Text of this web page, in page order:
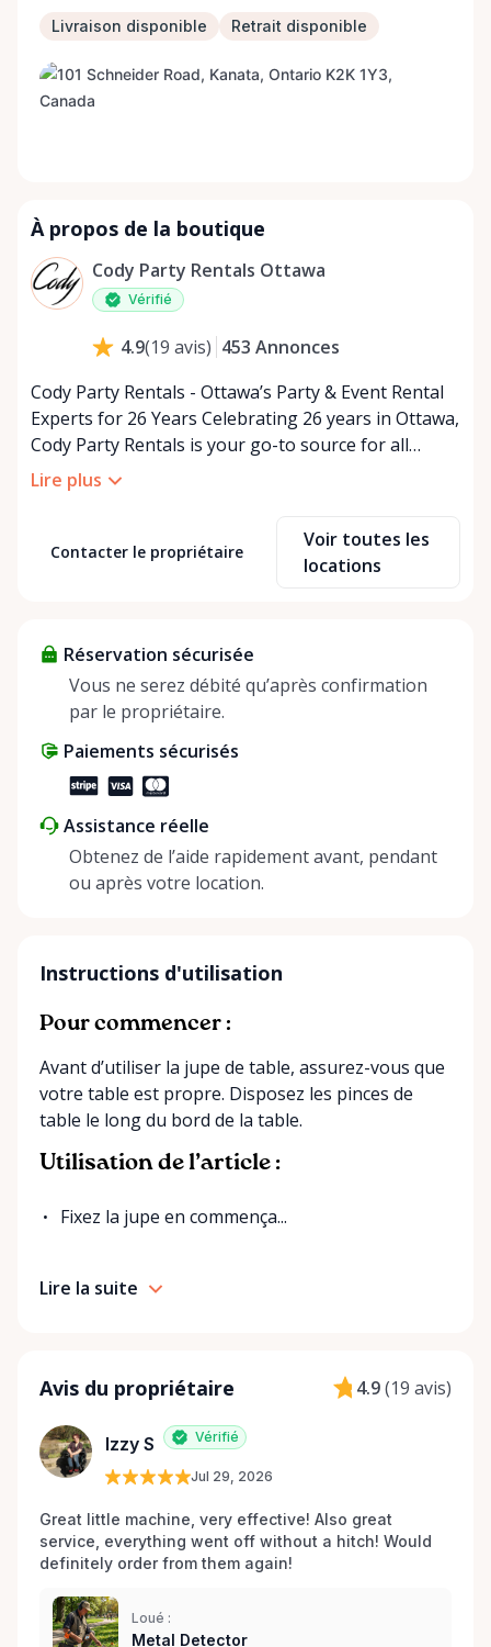
Livraison disponible Retrait disponible
À propos de la boutique
Cody Party Rentals Ottawa
Vérifié
4.9(19 avis) 453 Annonces
Cody Party Rentals - Ottawa’s Party & Event Rental
Experts for 26 Years Celebrating 26 years in Ottawa,
Cody Party Rentals is your go-to source for all
things party and event rentals. We’re proud to be a
partner of Rent Anything, expanding our offerings
At Cody Party Rentals, we believe in the power of
sharing—giving others the chance to rent out their
helping people enjoy more for less while making a
positive impact on the environment. By choosing to
share instead of buy, we’re all doing our part to
Lire plus
Contacter le propriétaire
Voir toutes les
locations
Réservation sécurisée
Vous ne serez débité qu’après confirmation
par le propriétaire.
Paiements sécurisés
Assistance réelle
Obtenez de l’aide rapidement avant, pendant
ou après votre location.
Instructions d'utilisation
Pour commencer :
Avant d’utiliser la jupe de table, assurez-vous que
votre table est propre. Disposez les pinces de
table le long du bord de la table.
Utilisation de l’article :
Fixez la jupe en commença...
Lire la suite
Avis du propriétaire 4.9(19 avis)
Izzy S Vérifié
Jul 29, 2026
Great little machine, very effective! Also great
service, everything went off without a hitch! Would
definitely order from them again!
Loué :
Metal Detector